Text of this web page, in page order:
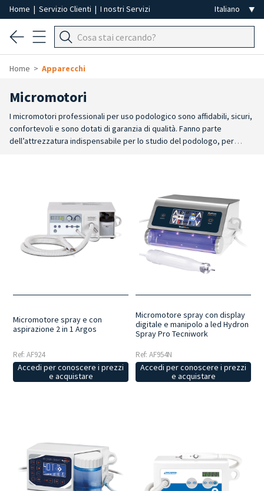
Home | Servizio Clienti | I nostri Servizi
Home Apparecchi
Micromotori
I micromotori professionali per uso podologico sono affidabili, sicuri,
confortevoli e sono dotati di garanzia di qualità. Fanno parte
dell’attrezzatura indispensabile per lo studio del podologo, per
Micromotore spray e con
aspirazione 2 in 1 Argos
Ref: AF924
Accedi per conoscere i prezzi
e acquistare
Micromotore spray con display
digitale e manipolo a led Hydron
Spray Pro Tecniwork
Ref: AF954N
Accedi per conoscere i prezzi
e acquistare